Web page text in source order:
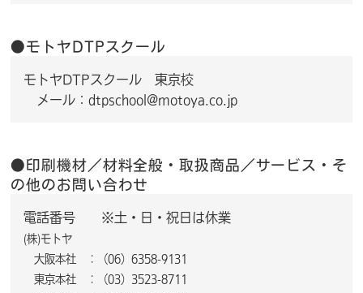
●モトヤDTPスクール
モトヤDTPスクール 東京校
メール：dtpschool@motoya.co.jp
●印刷機材／材料全般・取扱商品／サービス・そ
の他のお問い合わせ
電話番号 ※土・日・祝日は休業
(株)モトヤ
大阪本社 ：（06）6358-9131
東京本社 ：（03）3523-8711